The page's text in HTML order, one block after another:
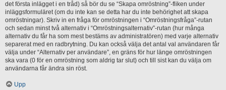
det första inlägget i en tråd) så bör du se “Skapa omröstning”-fliken under
inläggsformuläret (om du inte kan se detta har du inte behörighet att skapa
omröstningar). Skriv in en fråga för omröstningen i “Omröstningsfråga”-rutan
och sedan minst två alternativ i “Omröstningsalternativ”-rutan (hur många
alternativ du får ha som mest bestäms av administratören) med varje alternativ
separerat med en radbrytning. Du kan också välja det antal val användaren får
välja under “Alternativ per användare”, en gräns för hur länge omröstningen
ska vara (0 för en omröstning som aldrig tar slut) och till sist kan du välja om
användarna får ändra sin röst.
Upp